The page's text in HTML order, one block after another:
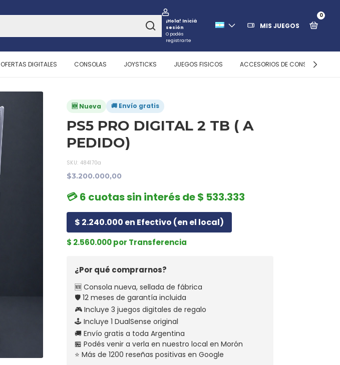
¡Hola! Iniciá
sesión
O podés
registrarte
MIS JUEGOS
0
OFERTAS DIGITALES CONSOLAS JOYSTICKS JUEGOS FISICOS ACCESORIOS DE CONSOLAS
🆕 Nueva 🚚 Envío gratis
PS5 PRO DIGITAL 2 TB ( A
PEDIDO)
SKU: 484170a
$3.200.000,00
💳 6 cuotas sin interés de $ 533.333
$ 2.240.000 en Efectivo (en el local)
$ 2.560.000 por Transferencia
¿Por qué comprarnos?
🆕 Consola nueva, sellada de fábrica
🛡️ 12 meses de garantía incluida
🎮 Incluye 3 juegos digitales de regalo
🕹️ Incluye 1 DualSense original
🚚 Envío gratis a toda Argentina
🏪 Podés venir a verla en nuestro local en Morón
⭐ Más de 1200 reseñas positivas en Google